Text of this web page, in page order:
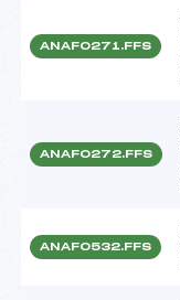
ANAF0271.FFS
ANAF0272.FFS
ANAF0532.FFS